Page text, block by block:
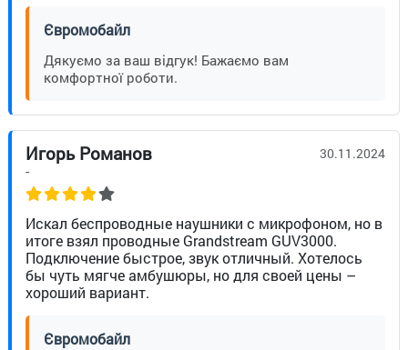
Євромобайл
Дякуємо за ваш відгук! Бажаємо вам
комфортної роботи.
Игорь Романов
-
30.11.2024
Искал беспроводные наушники с микрофоном, но в
итоге взял проводные Grandstream GUV3000.
Подключение быстрое, звук отличный. Хотелось
бы чуть мягче амбушюры, но для своей цены –
хороший вариант.
Євромобайл